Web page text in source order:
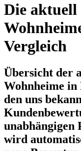
Die aktuell
Vergleich
Übersicht der
Wohnheime in
den uns
unabhängigen
wird